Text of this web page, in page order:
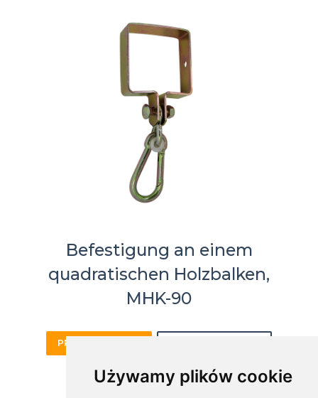
Używamy plików cookie
Befestigung an einem
quadratischen Holzbalken,
MHK-90
PRODUKTKARTE